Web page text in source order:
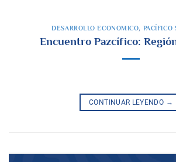
DESARROLLO ECONOMICO, PACÍFICO
Encuentro Pazcífico:
CONTINUAR LEYENDO →